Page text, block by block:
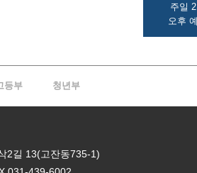
주일
오후
등부 청년부
2길 13(고잔동735-1)